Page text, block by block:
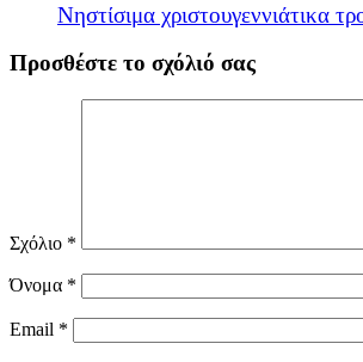
Νηστίσιμα χριστουγεννιάτικα
Προσθέστε το σχόλιό σας
Σχόλιο *
Όνομα *
Email *